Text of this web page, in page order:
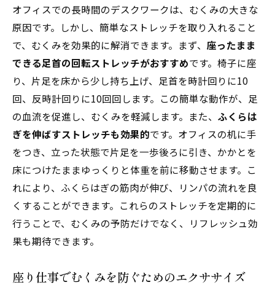
オフィスでの長時間のデスクワークは、むくみの大きな
原因です。しかし、簡単なストレッチを取り入れること
で、むくみを効果的に解消できます。まず、 座ったまま
できる足首の回転ストレッチがおすすめです。椅子に座
り、片足を床から少し持ち上げ、足首を時計回りに10
回、反時計回りに10回回します。この簡単な動作が、足
の血流を促進し、むくみを軽減します。また、 ふくらは
ぎを伸ばすストレッチも効果的です。オフィスの机に手
をつき、立った状態で片足を一歩後ろに引き、かかとを
床につけたままゆっくりと体重を前に移動させます。こ
れにより、ふくらはぎの筋肉が伸び、リンパの流れを良
くすることができます。これらのストレッチを定期的に
行うことで、むくみの予防だけでなく、リフレッシュ効
果も期待できます。
座り仕事でむくみを防ぐためのエクササイズ